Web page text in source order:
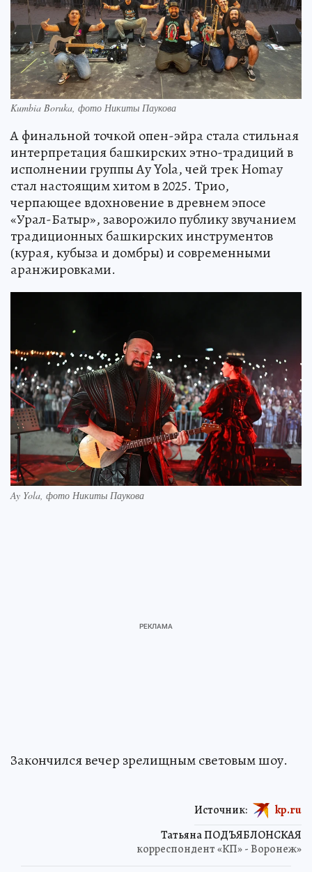
Kumbia Boruka, фото Никиты Паукова
А финальной точкой опен-эйра стала стильная
интерпретация башкирских этно-традиций в
исполнении группы Ay Yola, чей трек Homay
стал настоящим хитом в 2025. Трио,
черпающее вдохновение в древнем эпосе
«Урал-Батыр», заворожило публику звучанием
традиционных башкирских инструментов
(курая, кубыза и домбры) и современными
аранжировками.
Ay Yola, фото Никиты Паукова
Закончился вечер зрелищным световым шоу.
Татьяна ПОДЪЯБЛОНСКАЯ
корреспондент «КП» - Воронеж»
Источник: kp.ru